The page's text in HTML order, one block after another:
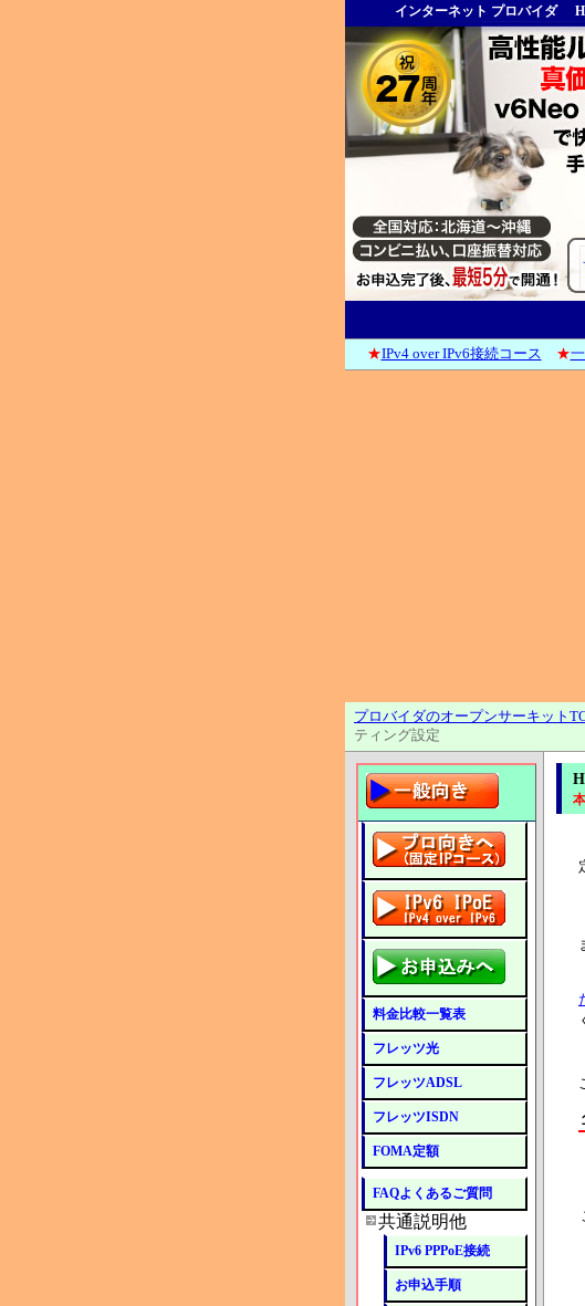
インターネット プロバイダ
★IPv4 over IPv6接続コース ★
プロバイダのオープンサーキット
ティング設定
料金比較一覧表
フレッツ光
フレッツADSL
フレッツISDN
FOMA定額
FAQよくあるご質問
共通説明他
IPv6 PPPoE接続
お申込手順